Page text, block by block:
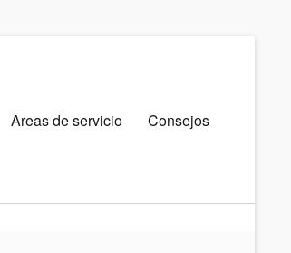
Areas de servicio Consejos